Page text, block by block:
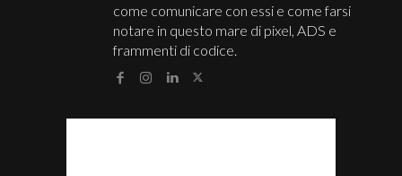
come comunicare con essi e come farsi
notare in questo mare di pixel, ADS e
frammenti di codice.